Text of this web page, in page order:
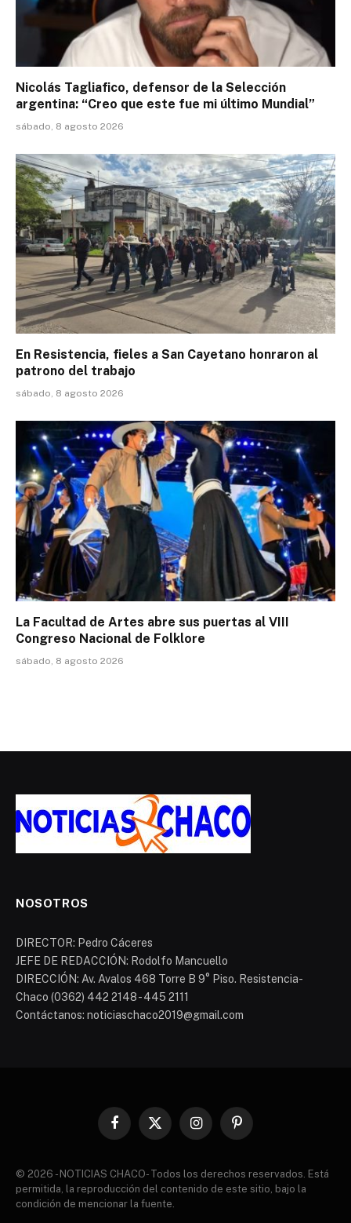
Nicolás Tagliafico, defensor de la Selección
argentina: “Creo que este fue mi último Mundial”
sábado, 8 agosto 2026
En Resistencia, fieles a San Cayetano honraron al
patrono del trabajo
sábado, 8 agosto 2026
La Facultad de Artes abre sus puertas al VIII
Congreso Nacional de Folklore
sábado, 8 agosto 2026
NOSOTROS
DIRECTOR: Pedro Cáceres
JEFE DE REDACCIÓN: Rodolfo Mancuello
DIRECCIÓN: Av. Avalos 468 Torre B 9° Piso. Resistencia-
Chaco (0362) 442 2148 - 445 2111
Contáctanos: noticiaschaco2019@gmail.com
Facebook
X
InstagramPinterest
© 2026 - NOTICIAS CHACO- Todos los derechos reservados. Está
permitida, la reproducción del contenido de este sitio, bajo la
condición de mencionar la fuente.